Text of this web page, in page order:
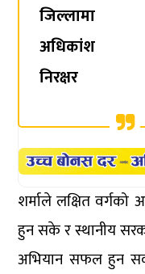
जिल्लामा
अधिकांश
निरक्षर
शर्माले लक्षित
हुन सके र स्थानीय
अभियान सफल हुन